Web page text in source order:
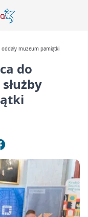
muzeum pamiątki
do